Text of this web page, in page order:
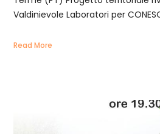
Valdinievole Laboratori per
Read More